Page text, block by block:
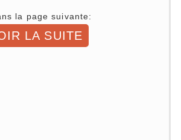
la page suivante:
LA SUITE